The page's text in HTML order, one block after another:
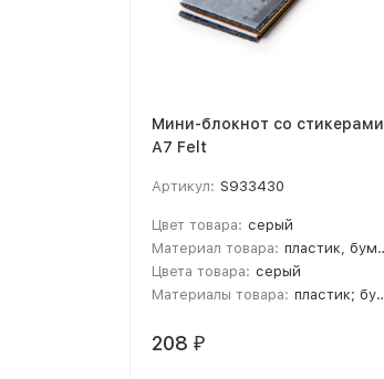
Мини-блокнот со стикерами
А7 Felt
Артикул: S933430
Цвет товара: серый
Материал товара: пластик, бумага, RPET фетр
Цвета товара: серый
Материалы товара: пластик; бумага; переработанный пластик; фетр
208 ₽